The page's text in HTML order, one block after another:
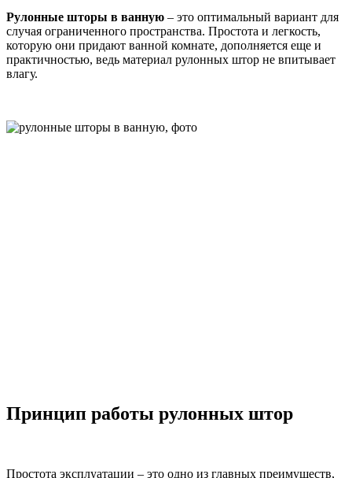
Рулонные шторы в ванную – это оптимальный вариант для
случая ограниченного пространства. Простота и легкость,
которую они придают ванной комнате, дополняется еще и
практичностью, ведь материал рулонных штор не впитывает
влагу.
Принцип работы рулонных штор
Простота эксплуатации – это одно из главных преимуществ,